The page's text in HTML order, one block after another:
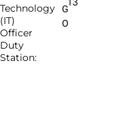
Technology
(IT)
Officer
Duty
Station:
G
O